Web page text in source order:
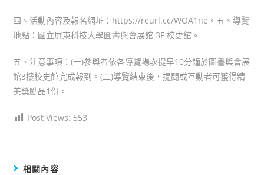
四、活動內容及報名網址：https://reurl.cc/WOA1ne。五、導覽
地點：國立屏東科技大學圖書與會展館 3F 校史館。
五、注意事項：(一)參與者依各導覽場次提早10分鐘於圖書與會展
館3樓校史館完成報到。(二)導覽結束後，提問或互動者可獲得精
美獎勵品1份。
Post Views: 553
相關內容